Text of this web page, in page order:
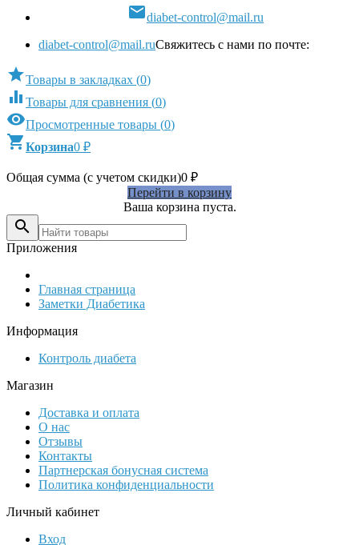
diabet-control@mail.ru
diabet-control@mail.ruСвяжитесь с нами по почте:
Товары в закладках (0)
 Товары для сравнения (0)
Просмотренные товары (0)
Корзина0 ₽
Общая сумма (с учетом скидки)0 ₽
Перейти в корзину
Ваша корзина пуста.

Приложения
Главная страница
Заметки Диабетика
Информация
Контроль диабета
Магазин
Доставка и оплата
О нас
Отзывы
Контакты
Партнерская бонусная система
Политика конфиденциальности
Личный кабинет
Вход